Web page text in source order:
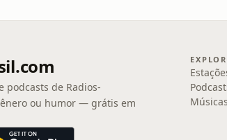
podcasts de Radios-
ou humor — grátis em